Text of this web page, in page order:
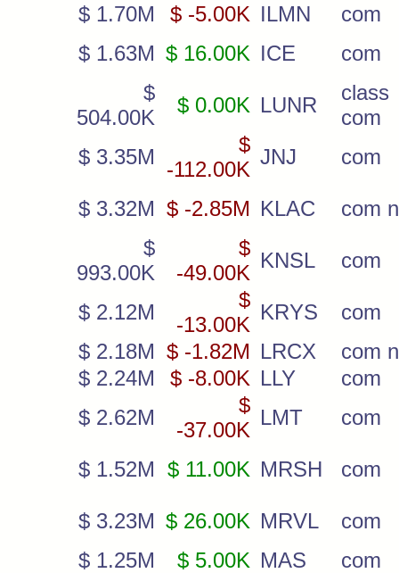
$ 1.70M
$ -5.00K ILMN
com
$ 1.63M $ 16.00K ICE
com
$
504.00K
$ 0.00K LUNR
com
$ 3.35M
$
-112.00K
JNJ com
$ 3.32M $ -2.85M KLAC
com
$
993.00K
$
-49.00K
KNSL com
$ 2.12M
$
-13.00K
KRYS
com
$ 2.18M $ -1.82M LRCX
com
$ 2.24M
$ -8.00K LLY
com
$ 2.62M
$
-37.00K
LMT com
$ 1.52M $ 11.00K MRSH com
$ 3.23M $ 26.00K MRVL
com
$ 1.25M
$ 5.00K MAS
com